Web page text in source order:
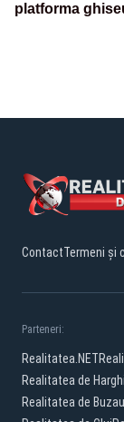
platforma
ContactTermeni și
Parteneri:
Realitatea.NET
Realitatea de
Realitatea de Buzau